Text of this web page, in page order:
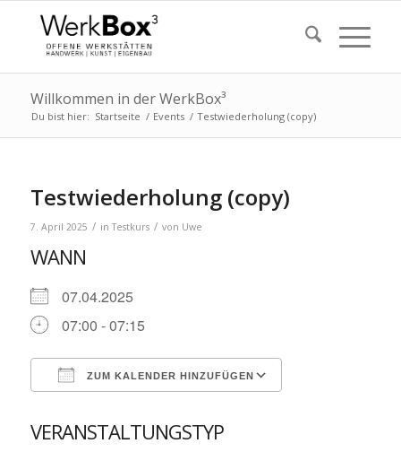
Willkommen in der WerkBox³
Du bist hier: Startseite / Events / Testwiederholung (copy)
Testwiederholung (copy)
7. April 2025 / inTestkurs / von Uwe
WANN
07.04.2025
07:00 - 07:15
ZUM KALENDER HINZUFÜGEN
VERANSTALTUNGSTYP